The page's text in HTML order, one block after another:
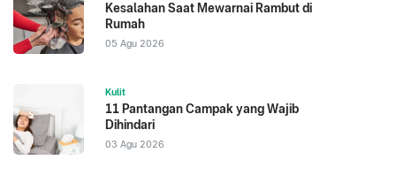
Kesalahan Saat Mewarnai Rambut di
Rumah
05 Agu 2026
Kulit
11 Pantangan Campak yang Wajib
Dihindari
03 Agu 2026